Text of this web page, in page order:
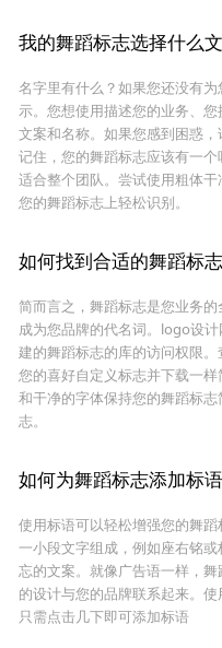
我的舞蹈标志选择什么
名字里有什么？如果您还没有
示。您想使用描述您的业务、
文案和名称。如果您感到困惑
记住，您的舞蹈标志应该有一
适合整个团队。尝试使用粗体
您的舞蹈标志上轻松识别。
如何找到合适的舞蹈标
简而言之，舞蹈标志是您业务
成为您品牌的代名词。logo设
建的舞蹈标志的库的访问权限
您的喜好自定义标志并下载一
和干净的字体保持您的舞蹈标
志。
如何为舞蹈标志添加标
使用标语可以轻松增强您的舞
一小段文字组成，例如座右铭
忘的文案。就像广告语一样，
的设计与您的品牌联系起来。
只需点击几下即可添加标语